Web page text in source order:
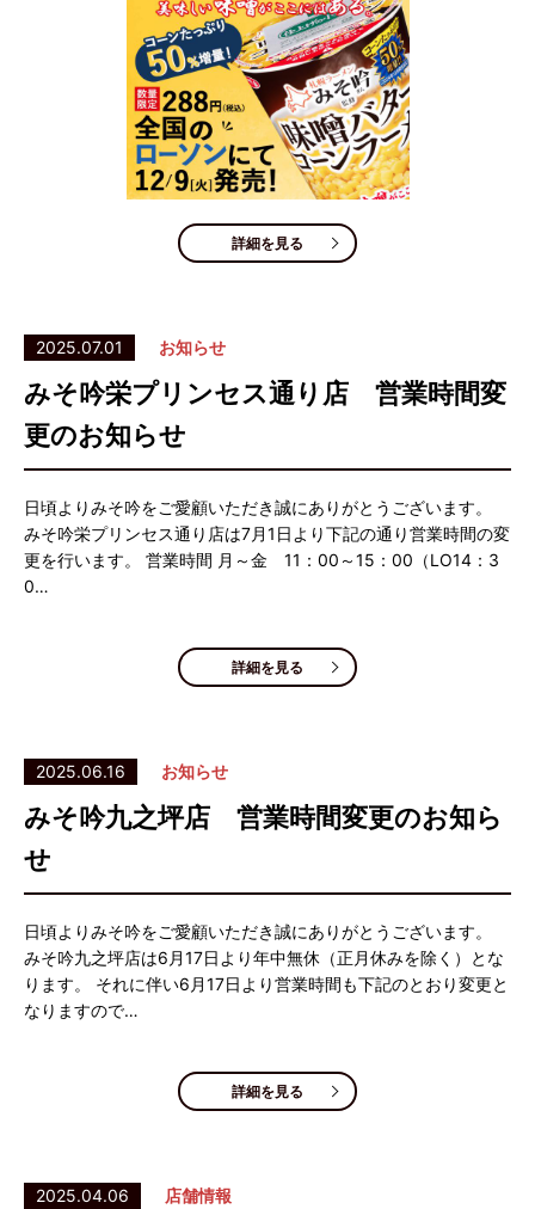
詳細を見る
2025.07.01 お知らせ
みそ吟栄プリンセス通り店 営業時間変
更のお知らせ
日頃よりみそ吟をご愛顧いただき誠にありがとうございます。
みそ吟栄プリンセス通り店は7月1日より下記の通り営業時間の変
更を行います。 営業時間 月～金 11：00～15：00（LO14：3
0…
詳細を見る
2025.06.16 お知らせ
みそ吟九之坪店 営業時間変更のお知ら
せ
日頃よりみそ吟をご愛顧いただき誠にありがとうございます。
みそ吟九之坪店は6月17日より年中無休（正月休みを除く）とな
ります。 それに伴い6月17日より営業時間も下記のとおり変更と
なりますので…
詳細を見る
2025.04.06 店舗情報